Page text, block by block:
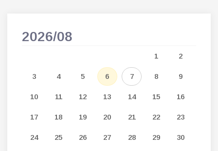
2026/08
1 2
3 4 5 6 7 8 9
10 11 12 13 14 15 16
17 18 19 20 21 22 23
24 25 26 27 28 29 30